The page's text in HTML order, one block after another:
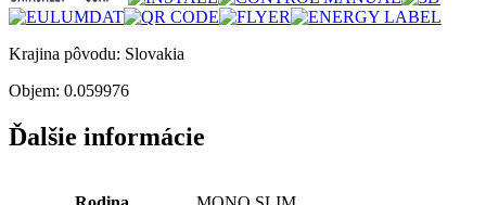
Krajina pôvodu: Slovakia
Objem: 0.059976
Ďalšie informácie